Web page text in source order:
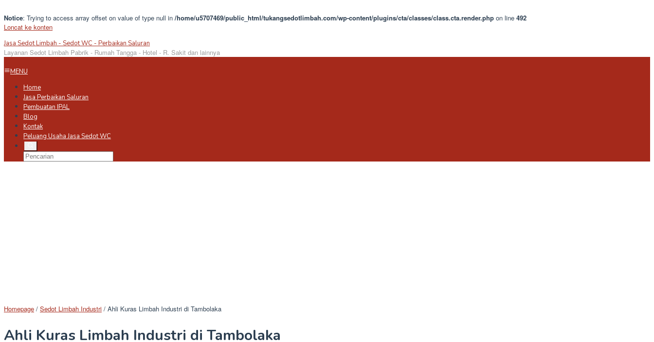
Notice: Trying to access array offset on value of type null in /home/u5707469/public_html/tukangsedotlimbah.com/wp-content/plugins/cta/classes/class.cta.render.php on line 492
Loncat ke konten
Jasa Sedot Limbah - Sedot WC - Perbaikan Saluran
Layanan Sedot Limbah Pabrik - Rumah Tangga - Hotel - R. Sakit dan lainnya
MENU
Home
Jasa Perbaikan Saluran
Pembuatan IPAL
Blog
Kontak
Peluang Usaha Jasa Sedot WC
Homepage / Sedot Limbah Industri / Ahli Kuras Limbah Industri di Tambolaka
Ahli Kuras Limbah Industri di Tambolaka